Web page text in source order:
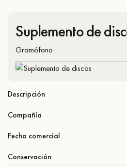
Suplemento de
Gramófono
Descripción
Compañía
Fecha comercial
Conservación